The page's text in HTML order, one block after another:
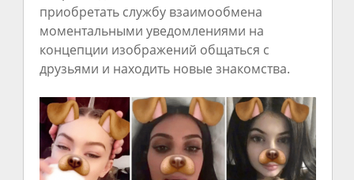
приобретать службу взаимообмена
моментальными уведомлениями на
концепции изображений общаться с
друзьями и находить новые знакомства.